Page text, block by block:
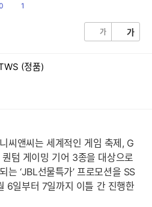
댓1
가 가
(정품)
씨앤씨는 세계적인 게임 축제, G
텀 게이밍 기어 3종을 대상으로
는 ‘JBL선물특가’ 프로모션을 SS
6일부터 7일까지 이틀 간 진행한